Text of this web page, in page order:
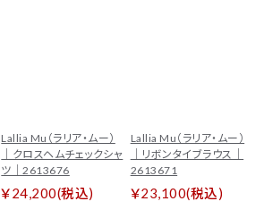
Lallia Mu（ラリア・ムー）
｜クロスヘムチェックシャ
ツ｜2613676
￥24,200(税込)
Lallia Mu（ラリア・ムー）
｜リボンタイブラウス｜
2613671
￥23,100(税込)